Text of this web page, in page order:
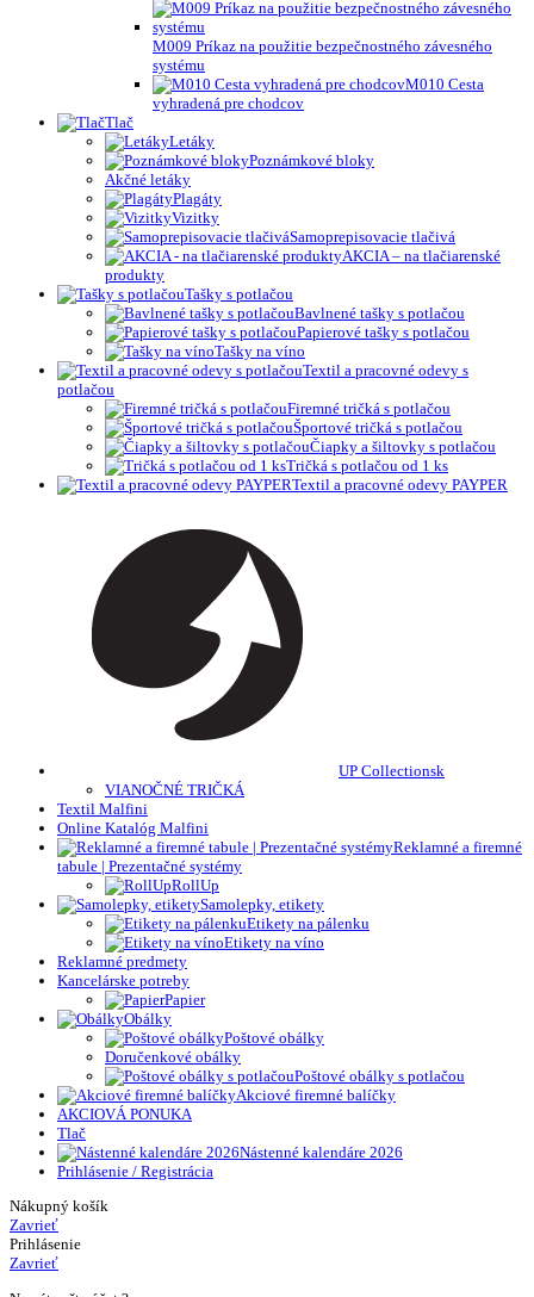
M009 Príkaz na použitie bezpečnostného závesného
systému
M010 Cesta
vyhradená pre chodcov
Tlač
Letáky
Poznámkové bloky
Akčné letáky
Plagáty
Vizitky
Samoprepisovacie tlačivá
AKCIA – na tlačiarenské
produkty
Tašky s potlačou
Bavlnené tašky s potlačou
Papierové tašky s potlačou
Tašky na víno
Textil a pracovné odevy s
potlačou
Firemné tričká s potlačou
Športové tričká s potlačou
Čiapky a šiltovky s potlačou
Tričká s potlačou od 1 ks
Textil a pracovné odevy PAYPER
UP Collectionsk
VIANOČNÉ TRIČKÁ
Textil Malfini
Online Katalóg Malfini
Reklamné a firemné
tabule | Prezentačné systémy
RollUp
Samolepky, etikety
Etikety na pálenku
Etikety na víno
Reklamné predmety
Kancelárske potreby
Papier
Obálky
Poštové obálky
Doručenkové obálky
Poštové obálky s potlačou
Akciové firemné balíčky
AKCIOVÁ PONUKA
Tlač
Nástenné kalendáre 2026
Prihlásenie / Registrácia
Nákupný košík
Zavrieť
Prihlásenie
Zavrieť